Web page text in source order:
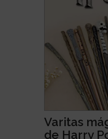
Varitas
de Harry